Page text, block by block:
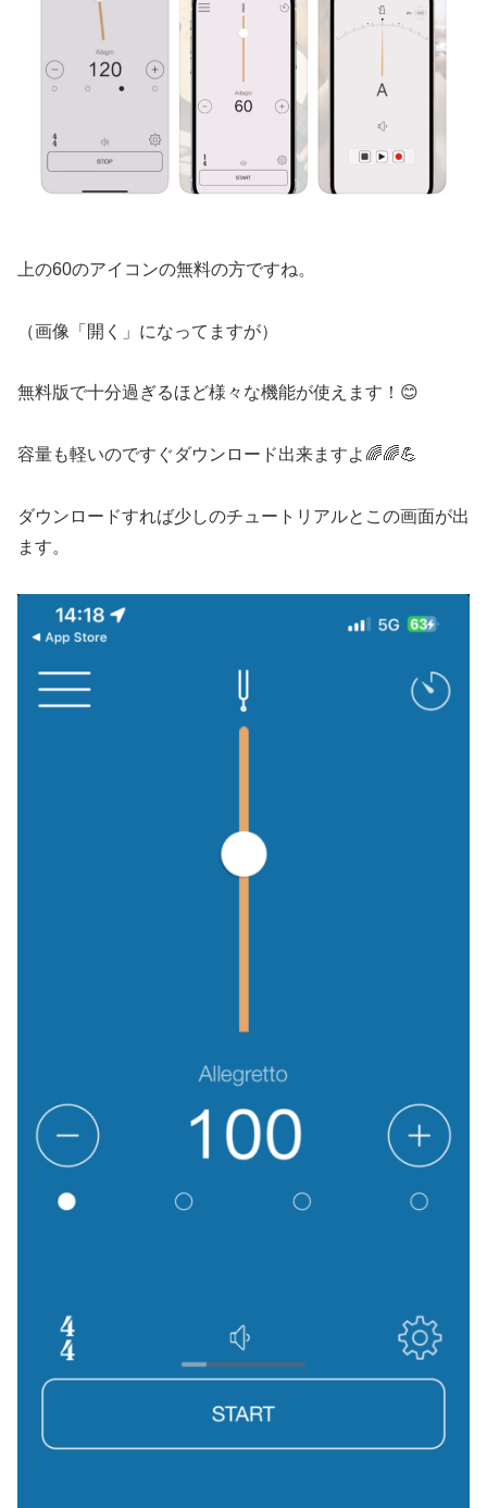
上の60のアイコンの無料の方ですね。
（画像「開く」になってますが）
無料版で十分過ぎるほど様々な機能が使えます！😊
容量も軽いのですぐダウンロード出来ますよ🌈🌈💪
ダウンロードすれば少しのチュートリアルとこの画面が出
ます。